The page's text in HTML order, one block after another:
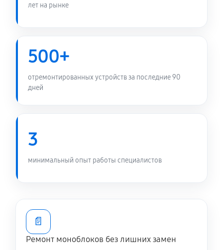
лет на рынке
500+
отремонтированных устройств за последние 90
дней
3
минимальный опыт работы специалистов
📄
Ремонт моноблоков без лишних замен